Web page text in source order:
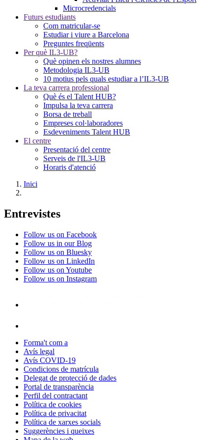
Microcredencials
Futurs estudiants
Com matricular-se
Estudiar i viure a Barcelona
Preguntes freqüents
Per què IL3-UB?
Què opinen els nostres alumnes
Metodologia IL3-UB
10 motius pels quals estudiar a l’IL3-UB
La teva carrera professional
Què és el Talent HUB?
Impulsa la teva carrera
Borsa de treball
Empreses col·laboradores
Esdeveniments Talent HUB
El centre
Presentació del centre
Serveis de l'IL3-UB
Horaris d'atenció
Inici
Entrevistes
Follow us on Facebook
Follow us in our Blog
Follow us on Bluesky
Follow us on LinkedIn
Follow us on Youtube
Follow us on Instagram
Forma't com a
Avís legal
Avís COVID-19
Condicions de matrícula
Delegat de protecció de dades
Portal de transparència
Perfil del contractant
Política de cookies
Política de privacitat
Política de xarxes socials
Suggerències i queixes